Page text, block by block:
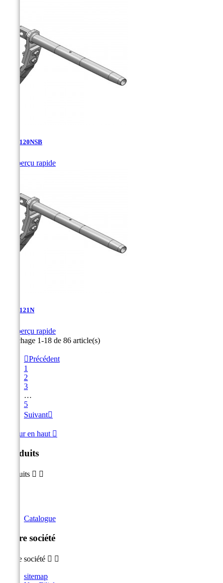
TDA-120NSB
Aperçu rapide
TDA-121N
Aperçu rapide
Affichage 1-18 de 86 article(s)
Précédent
1
2
3
…
5
Suivant
Retour en haut 
Produits
Produits  
Catalogue
Notre société
Notre société  
sitemap